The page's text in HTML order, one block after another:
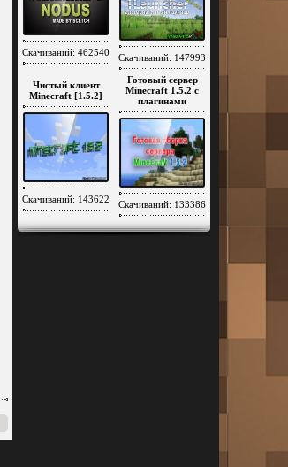
Скачиваний: 462540 Скачиваний: 147993
Чистый клиент
Minecraft [1.5.2]
Скачиваний: 143622
Готовый сервер
Minecraft 1.5.2 c
плагинами
Скачиваний: 133386